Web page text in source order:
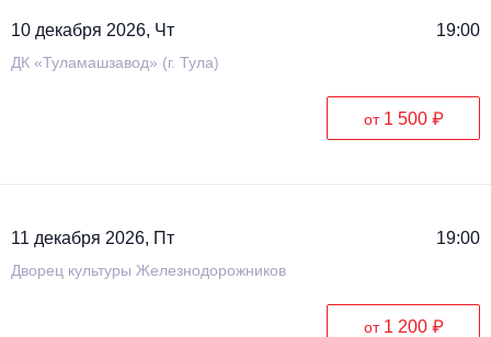
10 декабря 2026, Чт 19:00
ДК «Туламашзавод» (г. Тула)
от 1 500 ₽
11 декабря 2026, Пт 19:00
Дворец культуры Железнодорожников
от 1 200 ₽